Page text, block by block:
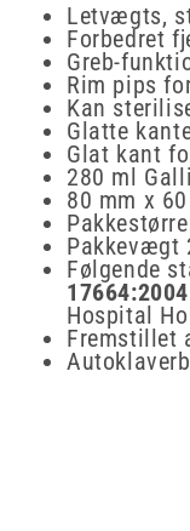
Letvægts,
Forbedret
Greb-
Rim pips
Kan
Glatte
Glat kant
280 ml
80 mm x
Pakkevægt
Følgende
17664:2004
Hospital
Fremstillet